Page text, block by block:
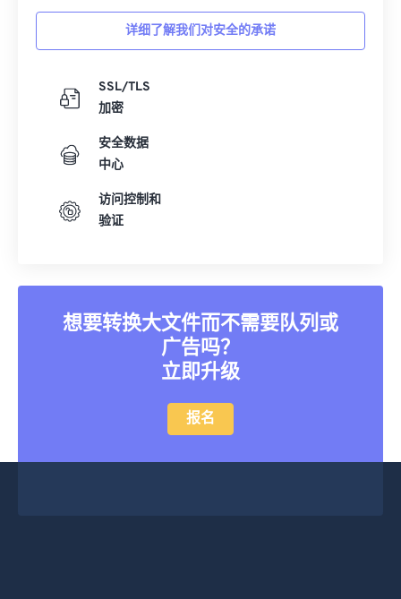
详细了解我们对安全的承诺
SSL/TLS
加密
安全数据
中心
访问控制和
验证
想要转换大文件而不需要队列或
广告吗？
立即升级
报名